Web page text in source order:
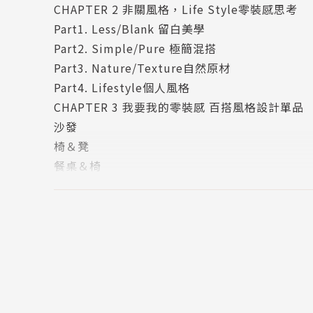
1.創造平凡生活的不平凡空間生活美學經驗。
2.生產有朝氣的版面風格。
3.鼓吹家的新價值觀。
4.關心對居家生活懷有健康心情的讀者。
5.追蹤具有可學習特質的新穎空間美學案例。
6.提供讀者看得懂、學得會、買的到、省到錢的方
漂亮家居部落格 http://exhouse.pixnet.net/
漂亮家居好生活: http://www.facebook.com/
漂亮家居設計家: http://www.searchome.net/
相關著作:《2018漂亮家居百大設計師》《傢具
CHAPTER 2 非關風格，Life Style零裝感思考
Part1. Less/Blank 留白美學
Part2. Simple/Pure 極簡混搭
Part3. Nature/Texture自然原材
Part4. Lifestyle個人風格
CHAPTER 3 我要我的零裝感 百搭風格設計單品
沙發
椅＆凳
餐桌＆椅